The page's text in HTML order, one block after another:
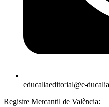
educaliaeditorial@e-
Registre Mercantil de València: